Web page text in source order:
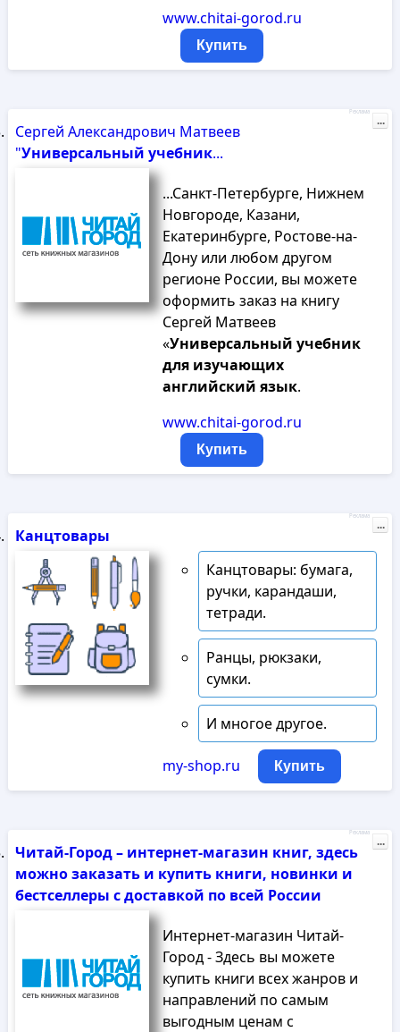
www.chitai-gorod.ru
Купить
Сергей Александрович Матвеев
"Универсальный учебник...
...Санкт-Петербурге, Нижнем
Новгороде, Казани,
Екатеринбурге, Ростове-на-
Дону или любом другом
регионе России, вы можете
оформить заказ на книгу
Сергей Матвеев
«Универсальный учебник
для изучающих
английский язык.
www.chitai-gorod.ru
Купить
Реклама
...
Канцтовары
Канцтовары: бумага,
ручки, карандаши,
тетради.
Ранцы, рюкзаки,
сумки.
И многое другое.
my-shop.ru Купить
Реклама
...
Читай-Город – интернет-магазин книг, здесь
можно заказать и купить книги, новинки и
бестселлеры с доставкой по всей России
Интернет-магазин Читай-
Город - Здесь вы можете
купить книги всех жанров и
направлений по самым
выгодным ценам с
Реклама
...